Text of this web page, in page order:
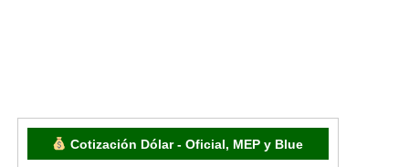
Cotización Dólar - Oficial, MEP y Blue